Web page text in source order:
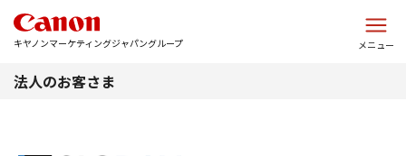
キヤノンマーケティングジャパングループ メニュー
法人のお客さま